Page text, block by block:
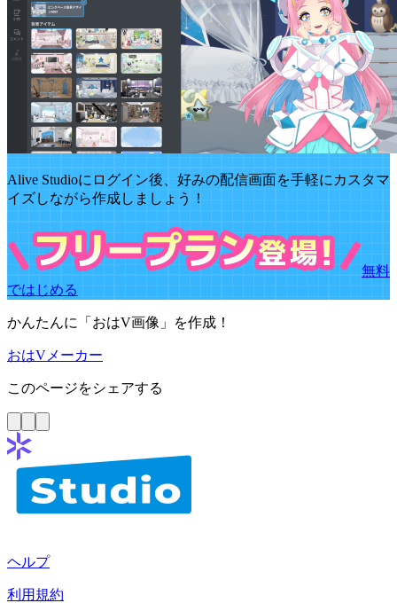
Alive Studioにログイン後、好みの配信画面を手軽にカスタマ
イズしながら作成しましょう！
無料
ではじめる
かんたんに「おはV画像」を作成！
おはVメーカー
このページをシェアする
ヘルプ
利用規約